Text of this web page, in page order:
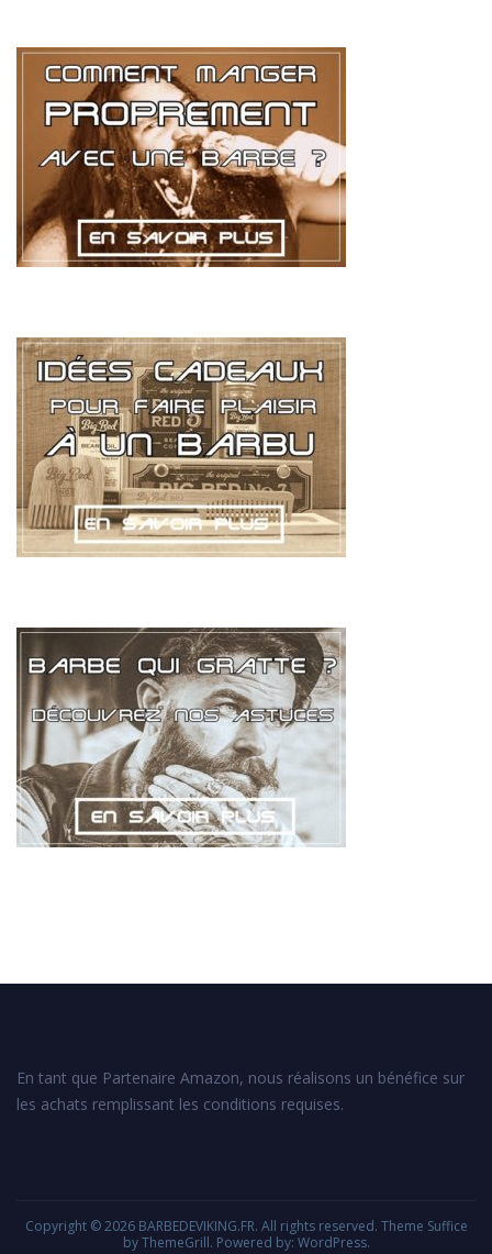
En tant que Partenaire Amazon, nous réalisons un bénéfice sur
les achats remplissant les conditions requises.
Copyright © 2026 BARBEDEVIKING.FR. All rights reserved. Theme Suffice
by ThemeGrill. Powered by: WordPress.